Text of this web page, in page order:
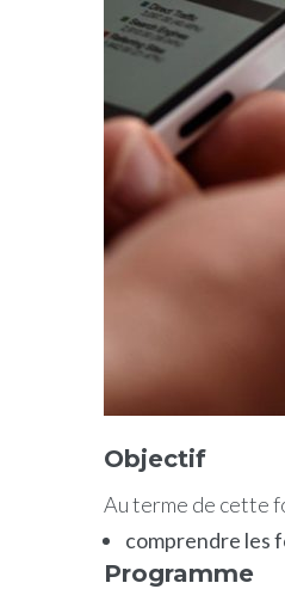
Objectif
Au terme de cette
comprendre les
Programme